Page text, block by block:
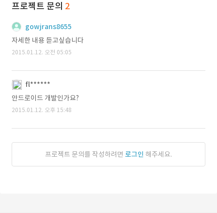
프로젝트 문의 2
gowjrans8655
자세한 내용 듣고싶습니다
2015.01.12. 오전 05:05
fl******
안드로이드 개발인가요?
2015.01.12. 오후 15:48
프로젝트 문의를 작성하려면 로그인 해주세요.